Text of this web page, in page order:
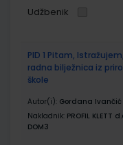
Udžbenik
PID 1 Pitam,
radna bilježnica iz
škole
Autor(i): Gordana
Nakladnik: PROFIL KLETT
DOM3